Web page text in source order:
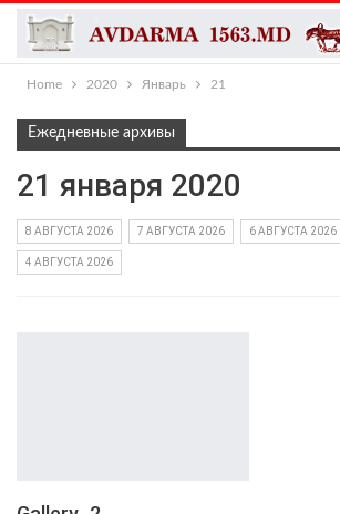
Home 2020 Январь 21
Ежедневные архивы
21 января 2020
8 АВГУСТА 2026 7 АВГУСТА 2026 6 АВГУСТА 2026
4 АВГУСТА 2026